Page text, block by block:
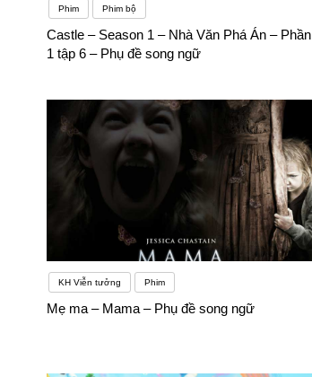
Phim Phim bộ
Castle – Season 1 – Nhà Văn Phá Án – Phần
1 tập 6 – Phụ đề song ngữ
KH Viễn tưởng Phim
Mẹ ma – Mama – Phụ đề song ngữ